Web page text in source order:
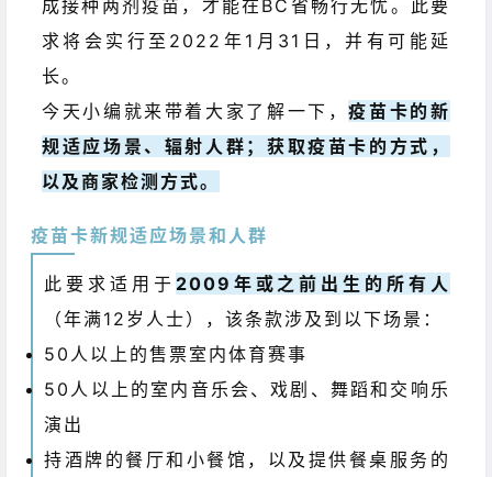
成接种两剂疫苗，才能在BC省畅行无忧。
此要
求将会实行至2022年1月31日，并有可能延
长。
今天小编就来带着大家了解一下，疫苗卡的新
规适应场景、辐射人群；获取疫苗卡的方式，
以及商家检测方式。
疫苗卡新规适应场景和人群
此要求适用于 2009年或之前出生的所有人
（年满12岁人士），该条款涉及到以下场景：
50人以上的售票室内体育赛事
50人以上的室内音乐会、戏剧、舞蹈和交响乐
演出
持酒牌的餐厅和小餐馆，以及提供餐桌服务的